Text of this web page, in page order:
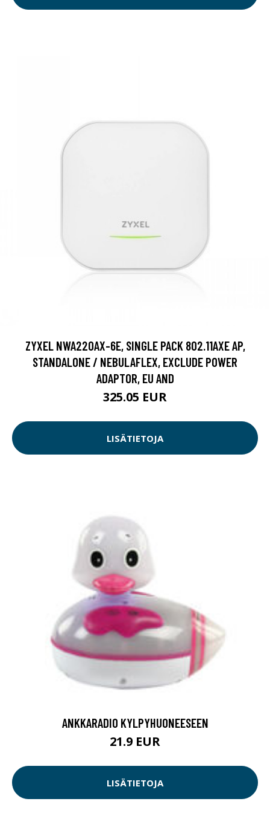
ZYXEL NWA220AX-6E, SINGLE PACK 802.11AXE AP,
STANDALONE / NEBULAFLEX, EXCLUDE POWER
ADAPTOR, EU AND
325.05 EUR
LISÄTIETOJA
ANKKARADIO KYLPYHUONEESEEN
21.9 EUR
LISÄTIETOJA